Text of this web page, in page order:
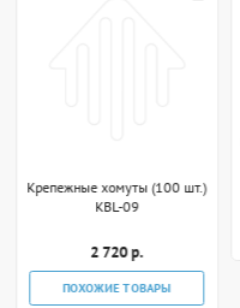
Крепежные хомуты (100 шт.)
KBL-09
2 720 р.
ПОХОЖИЕ ТОВАРЫ